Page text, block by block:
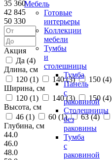
Мебель
Готовые
интерьеры
Коллекции
мебели
Тумбы
и
столешницы
Тумба
Панель
с
раковиной
Столешницы
без
раковины
Тумба
с
раковиной
35 360
42 845
50 330
Акция
Да (4)
Длина, см
120 (1) 140 (3) 150 (4)
Ширина, см
120 (1) 140 (3) 150 (4)
Высота, см
46 (1) 60 (1) 63 (4)
Глубина, см
44.0
46.0
48.0